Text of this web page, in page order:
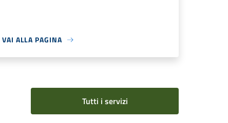
VAI ALLA PAGINA
Tutti i servizi